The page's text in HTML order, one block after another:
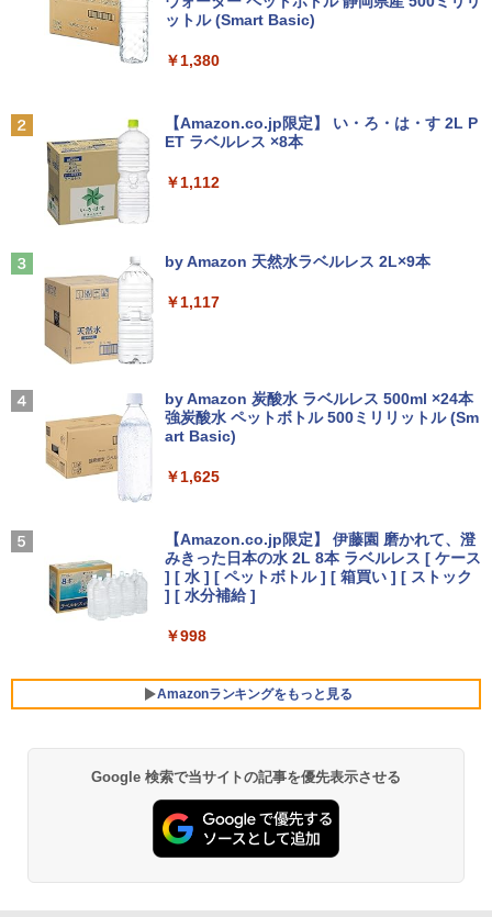
新で在庫処分
NEC VKL24X-4 15.6インチ Core i3 メモ
リ8GB SSD 256GB Office付き Webカメ
中古パソコン
【★最大100%ポイント】【フルHD×WE
ン Windows11 Win11正式対応
￥26,800
D テンキー 8世代Core i5-8265U NVMeS
SD512GB メモリ16GB Webカメラ内蔵
Type-C 指紋認証 HDMI Office Windows
11 送料無料 中古ノートパソコン
￥39,600
5
【ランキング1位！】新品 ノートパソコ
ー:8GB SSD:1TB最大 15.6インチ 15.6型
フルHD液晶 テンキー付き 日本語キーボ
ードwindows11搭載 office2024付き 初
期設定済 IPS広視野角 無線機能 超軽量 P
C パソコン テレワーク応援
￥45,980
スマホ対応 MFP156T1F
Yoothi 互換品 液晶 13.3インチ Lenovo
ThinkPad L13 Gen 3 21B3 21B4 21B9
LCD 液晶ディスプレイ 修理交換用液晶
C対応 miniHDMI モニター 持ち運び サブ
ディスプレイ ミニPC対応 3年保証 EVICI
V
￥10,999
4
【期間限定5%OFFクーポン 8/12 10時ま
で】 ゲーミングモニター モニター 24.5
インチ 24インチ 180Hz 180hz FHD フリ
ッカーレス 24.5型 FullHD ブルーライト
カット ノングレア HDMI Adaptive-Sync
ブラック MAXZEN MGM25IC03 マクス
￥11,980
【16%OFF！8/11 1:59まで】AOPEN ゲ
ーミングモニター 23.8インチ IPS フル
HD 非光沢 200Hz (144Hz 165Hz 対応) 0.
5ms sRGB 99% AMD FreeSync Premiu
m HDR10 HDMI 2.0 DisplayPort 1.2 ス
【送料無料】現代法律実務の諸問題 令和
7年度研修版／日本弁護士連合会
￥8,140
特装版 （プレミアムKC） [ ナガノ ]
￥2,420
ド版 俺たちのフィールド 全18巻 村枝賢
一 中古コミック 漫画 全巻セット マンガ
【中古】
間再生 / コンパクト形状/持ち運びに便利 / IP5
ル
Anker Soundcore Liberty 5 ディープブルー
【2026年アップグレード版】AOKIMI ワイヤ
軽量 ブルートゥースHi-Fi 最大36時間再生 ぶ
付き 防水 タッチ式音量調整 スポーツ/通勤/通
学/WEB会議(ホワイト)
￥1,964
リング ANC 36時間再生
￥250
[Explicit]
￥250
￥250
ットル (Smart Basic)
￥1,380
【Amazon.co.jp限定】 い・ろ・は・す 2L P
ET ラベルレス ×8本
￥1,112
by Amazon 天然水ラベルレス 2L×9本
￥1,117
by Amazon 炭酸水 ラベルレス 500ml ×24本
強炭酸水 ペットボトル 500ミリリットル (Sm
art Basic)
￥1,625
【Amazon.co.jp限定】 伊藤園 磨かれて、澄
みきった日本の水 2L 8本 ラベルレス [ ケース
] [ 水 ] [ ペットボトル ] [ 箱買い ] [ ストック
] [ 水分補給 ]
￥998
Amazonランキングをもっと見る
薬屋のひとりごと 17巻 (デジタル版ビッグガ
ンガンコミックス)
￥770
Google 検索で当サイトの記事を優先表示させる